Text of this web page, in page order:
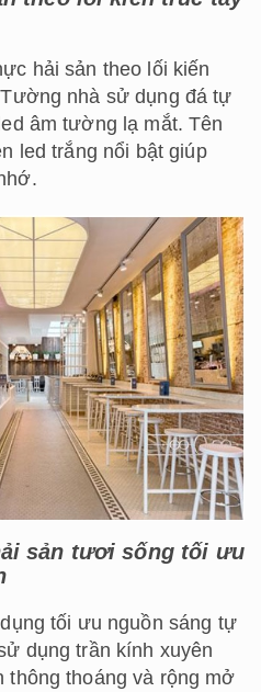
hải sản theo lối kiến
nhà sử dụng đá tự
âm tường lạ mắt. Tên
led trắng nổi bật giúp
sản tươi sống tối ưu
tối ưu nguồn sáng tự
dụng trần kính xuyên
thông thoáng và rộng mở